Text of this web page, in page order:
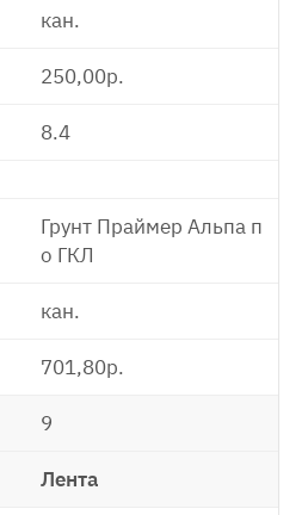
кан.
250,00р.
8.4
Грунт Праймер Альпа п
о ГКЛ
кан.
701,80р.
9
Лента